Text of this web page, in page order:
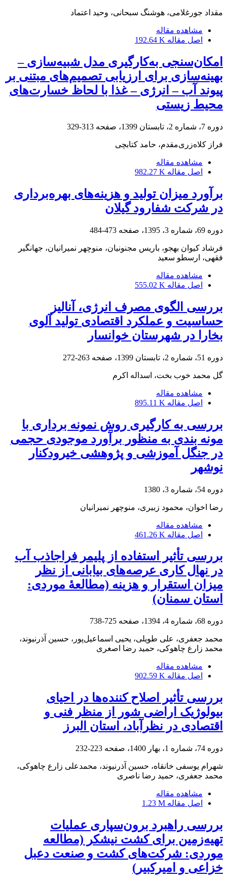
مقداد جورغلامی، هوشنگ سبحانی، وحید اعتماد
مشاهده مقاله
اصل مقاله 192.64 K
امکان‌سنجی به‌کارگیری مدل شبیه‌سازی –
بهینه‌سازی برای ارزیابی تصمیم‌‌های مبتنی بر
پیوند آب – انرژی – غذا با لحاظ خسارت‌های
محیط‏ زیستی
دوره 7، شماره 2، تابستان 1399، صفحه 313-329
فراز کلاه‌زری‌مقدم، حامد کتابچی
مشاهده مقاله
اصل مقاله 982.27 K
برآورد میزان تولید و هزینه‌های بهره‌برداری
در شرکت شفارود گیلان
دوره 69، شماره 3، 1395، صفحه 473-484
فرشاد کیوان بهجو، باریس مجنونیان، منوچهر نمیرانیان، جهانگیر
فقهی، ارسطو سعید
مشاهده مقاله
اصل مقاله 555.02 K
بررسی الگوی مصرف انرژی، آنالیز
حساسیت و عملکرد اقتصادی تولید آلوی
بخارا در شهرستان خوانسار
دوره 51، شماره 2، تابستان 1399، صفحه 263-272
گل محمد خوب بخت، اسداله اکرم
مشاهده مقاله
اصل مقاله 895.11 K
بررسی به کارگیری روش نمونه برداری با
مونه بندی به منظور برآورد موجودی حجمی
در جنگل آموزشی و پژوهشی خیرودکنار
نوشهر
دوره 54، شماره 3، 1380
رضا اخوان، محمود زبیری، منوچهر نمیرانیان
مشاهده مقاله
اصل مقاله 461.26 K
بررسی تأثیر استفاده از پلیمر فراجاذب آب
در نهال‏ کاری عرصه‌های بیابانی از نظر
میزان استقرار و هزینه (مطالعۀ موردی:
استان سمنان)
دوره 68، شماره 4، 1394، صفحه 725-738
محمد جعفری، علی طویلی، یحیی اسماعیل‌پور، حسین آذرنیوند،
محمد زارع چاهوکی، حمید رضا اصغری
مشاهده مقاله
اصل مقاله 902.59 K
بررسی تأثیر اصلاح کننده‌ها در احیای
بیولوژیک اراضی شور از منظر فنی و
اقتصادی در نظرآباد، استان البرز
دوره 74، شماره 1، بهار 1400، صفحه 223-232
شهرام یوسفی خانقاه، حسین آذرنیوند، محمدعلی زارع چاهوکی،
محمد جعفری، حمید رضا ناصری
مشاهده مقاله
اصل مقاله 1.23 M
بررسی راهبرد برون‌سپاری عملیات
تهیه‌زمین برای کشت نیشکر (مطالعه‌
موردی: شرکت‌های کشت و صنعت دعبل
خزاعی و امیرکبیر)